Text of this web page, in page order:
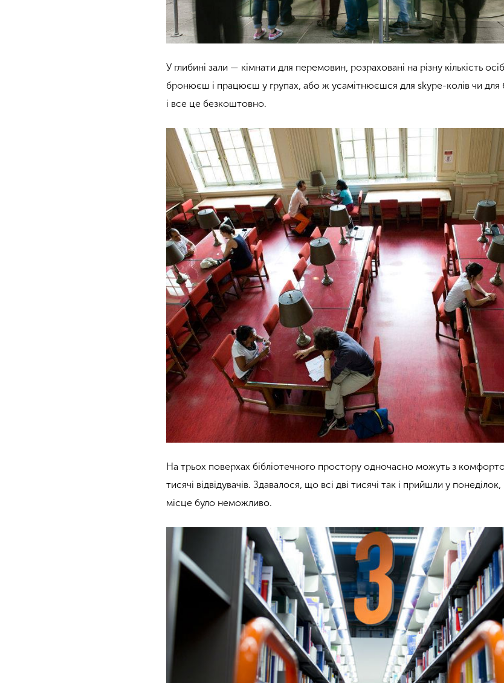
У глибині зали — кімнати для перемовин, розраховані на різну кількість
бронюєш і працюєш у групах, або ж усамітнюєшся для skype-колів чи для
і все це безкоштовно.
На трьох поверхах бібліотечного простору одночасно можуть з
тисячі відвідувачів. Здавалося, що всі дві тисячі так і прийшли у
місце було неможливо.